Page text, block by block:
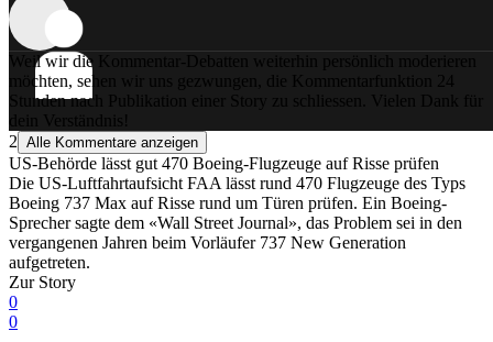
Weil wir die Kommentar-Debatten weiterhin persönlich moderieren
möchten, sehen wir uns gezwungen, die Kommentarfunktion 24
Stunden nach Publikation einer Story zu schliessen. Vielen Dank für
dein Verständnis!
2 Alle Kommentare anzeigen
US-Behörde lässt gut 470 Boeing-Flugzeuge auf Risse prüfen
Die US-Luftfahrtaufsicht FAA lässt rund 470 Flugzeuge des Typs
Boeing 737 Max auf Risse rund um Türen prüfen. Ein Boeing-
Sprecher sagte dem «Wall Street Journal», das Problem sei in den
vergangenen Jahren beim Vorläufer 737 New Generation
aufgetreten.
Zur Story
0
0